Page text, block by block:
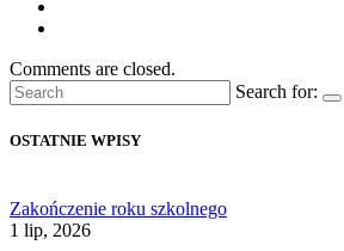
Comments are closed.
Search for:
OSTATNIE WPISY
Zakończenie roku szkolnego
1 lip, 2026